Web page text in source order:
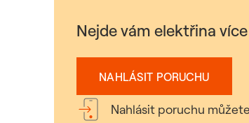
Nejde vám elektřina
NAHLÁSIT PORUCHU
Nahlásit poruchu